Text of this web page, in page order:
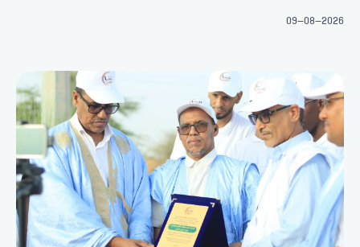
09-08-2026